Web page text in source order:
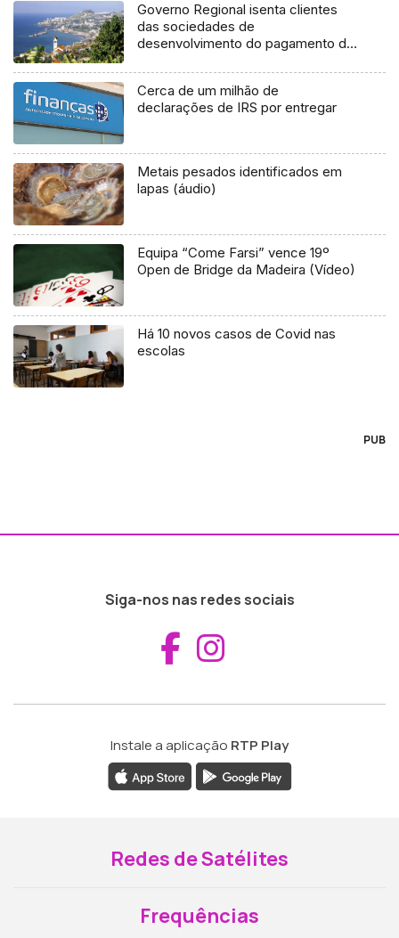
Governo Regional isenta clientes
das sociedades de
desenvolvimento do pagamento de
Cerca de um milhão de
declarações de IRS por entregar
Metais pesados identificados em
lapas (áudio)
Equipa “Come Farsi” vence 19º
Open de Bridge da Madeira (Vídeo)
Há 10 novos casos de Covid nas
escolas
PUB
Siga-nos nas redes sociais
Aceder ao
Instale a aplicação RTP Play
Redes de Satélites
Frequências